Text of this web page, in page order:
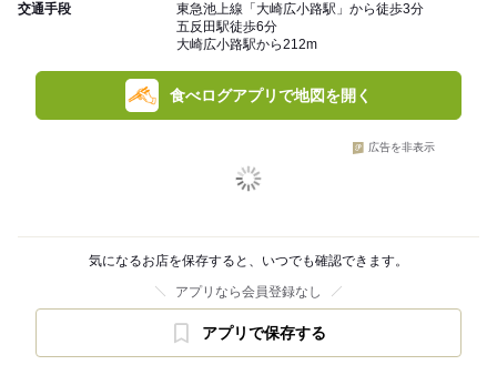
交通手段
東急池上線「大崎広小路駅」から徒歩3分
五反田駅徒歩6分
大崎広小路駅から212m
食べログアプリで地図を開く
広告を非表示
気になるお店を保存すると、いつでも確認できます。
アプリなら会員登録なし
アプリで保存する